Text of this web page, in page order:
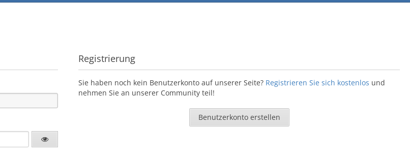
Registrierung
Sie haben noch kein Benutzerkonto auf unserer Seite? Registrieren Sie sich kostenlos und
nehmen Sie an unserer Community teil!
Benutzerkonto erstellen